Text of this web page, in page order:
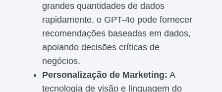
grandes quantidades de dados
rapidamente, o GPT-4o pode fornecer
recomendações baseadas em dados,
apoiando decisões críticas de
negócios.
Personalização de Marketing: A
tecnologia de visão e linguagem do